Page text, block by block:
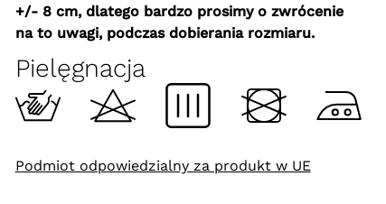
+/- 8 cm, dlatego bardzo prosimy o zwrócenie
na to uwagi, podczas dobierania rozmiaru.
Pielęgnacja
Podmiot odpowiedzialny za produkt w UE